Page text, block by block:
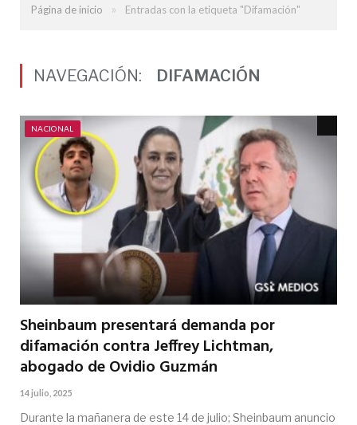
Página de inicio » Entradas con la etiqueta "Difamación"
NAVEGACIÓN: DIFAMACIÓN
NACIONAL
Sheinbaum presentará demanda por
difamación contra Jeffrey Lichtman,
abogado de Ovidio Guzmán
14 julio, 2025
Durante la mañanera de este 14 de julio; Sheinbaum anuncio